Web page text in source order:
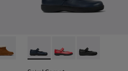
Stiefeletten aus
- Braune Stiefeletten aus
003
- K900365-002
Peu - K900365-001
Spiral Comet - 80356-031 -
Spiral Comet -
Spiral Comet